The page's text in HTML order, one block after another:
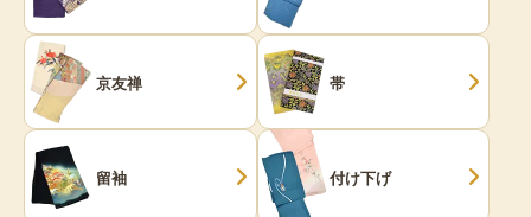
京友禅 帯
留袖 付け下げ